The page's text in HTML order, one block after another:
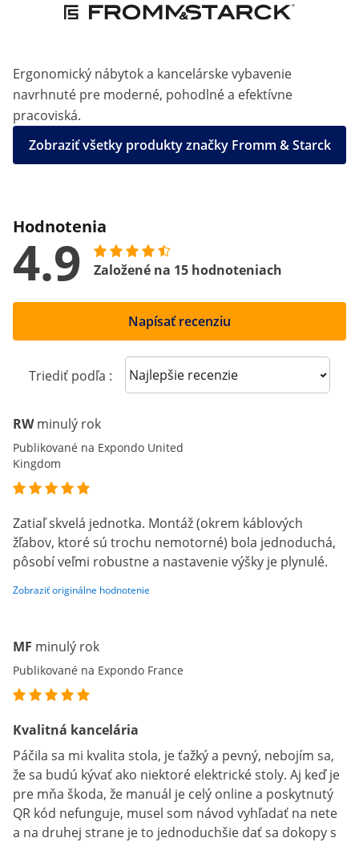
Ergonomický nábytok a kancelárske vybavenie
navrhnuté pre moderné, pohodlné a efektívne
pracoviská.
Zobraziť všetky produkty značky Fromm & Starck
Hodnotenia
4.9 Založené na 15 hodnoteniach
Napísať recenziu
Triediť podľa : Sort reviews
RW minulý rok
Publikované na Expondo United
Kingdom
Zatiaľ skvelá jednotka. Montáž (okrem káblových
žľabov, ktoré sú trochu nemotorné) bola jednoduchá,
pôsobí veľmi robustne a nastavenie výšky je plynulé.
Zobraziť originálne hodnotenie
MF minulý rok
Publikované na Expondo France
Kvalitná kancelária
Páčila sa mi kvalita stola, je ťažký a pevný, nebojím sa,
že sa budú kývať ako niektoré elektrické stoly. Aj keď je
pre mňa škoda, že manuál je celý online a poskytnutý
QR kód nefunguje, musel som návod vyhľadať na nete
a na druhej strane je to jednoduchšie dať sa dokopy s